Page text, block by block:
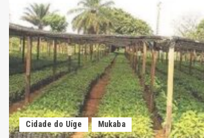
Cidade do Uíge Mukaba